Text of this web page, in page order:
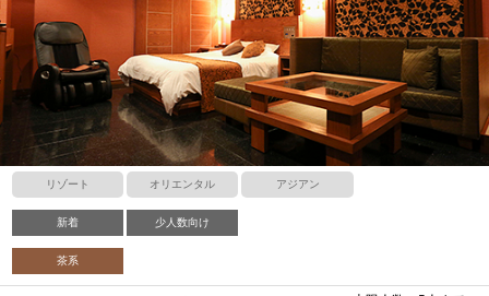
リゾート オリエンタル アジアン
新着 少人数向け
茶系